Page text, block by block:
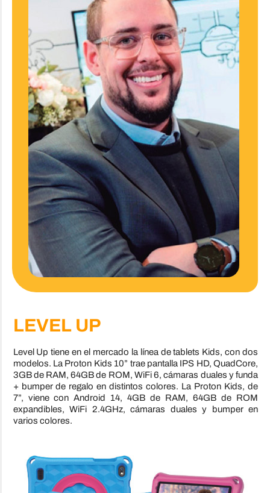
LEVEL UP
Level Up tiene en el mercado la línea de tablets Kids, con dos
modelos. La Proton Kids 10” trae pantalla IPS HD, QuadCore,
3GB de RAM, 64GB de ROM, WiFi 6, cámaras duales y funda
+ bumper de regalo en distintos colores. La Proton Kids, de
7”, viene con Android 14, 4GB de RAM, 64GB de ROM
expandibles, WiFi 2.4GHz, cámaras duales y bumper en
varios colores.